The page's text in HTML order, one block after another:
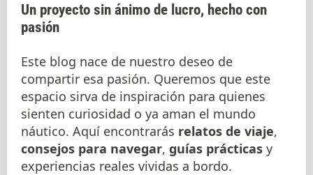
Un proyecto sin ánimo de lucro, hecho con
pasión
Este blog nace de nuestro deseo de
compartir esa pasión. Queremos que este
espacio sirva de inspiración para quienes
sienten curiosidad o ya aman el mundo
náutico. Aquí encontrarás relatos de viaje,
consejos para navegar, guías prácticas y
experiencias reales vividas a bordo.